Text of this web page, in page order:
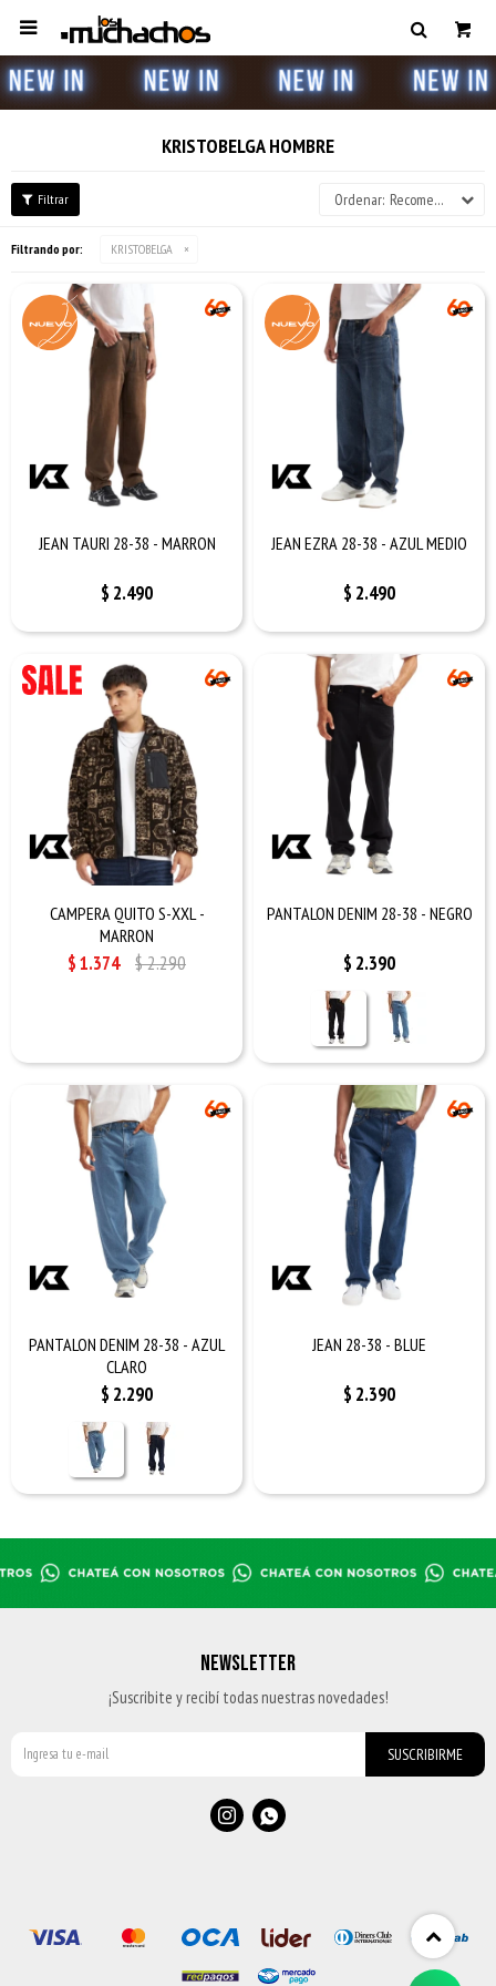

KRISTOBELGA HOMBRE
Recomendados
Filtrando por: KRISTOBELGA
JEAN TAURI 28-38 - MARRON
$ 2.490
JEAN EZRA 28-38 - AZUL MEDIO
$ 2.490
CAMPERA QUITO S-XXL -
MARRON
$1.374 $2.290
PANTALON DENIM 28-38 - NEGRO
$ 2.390
PANTALON DENIM 28-38 - AZUL
CLARO
$ 2.290
JEAN 28-38 - BLUE
$ 2.390
NEWSLETTER
¡Suscribite y recibí todas nuestras novedades!
SUSCRIBIRME
 